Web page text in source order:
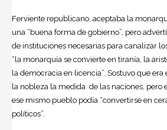
Ferviente republicano, aceptaba la
una “buena forma de gobierno”, pero
de instituciones necesarias para canalizar
“la monarquía se convierte en tiranía, la
la democracia en licencia”. Sostuvo que
la nobleza la medida de las naciones, pero
ese mismo pueblo podía “convertirse en
políticos”.